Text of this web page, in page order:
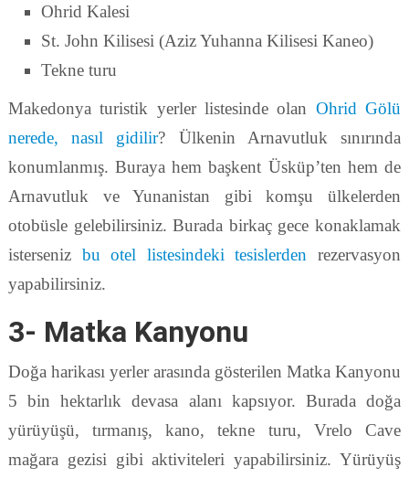
Ohrid Kalesi
St. John Kilisesi (Aziz Yuhanna Kilisesi Kaneo)
Tekne turu
Makedonya turistik yerler listesinde olan Ohrid Gölü
nerede, nasıl gidilir? Ülkenin Arnavutluk sınırında
konumlanmış. Buraya hem başkent Üsküp’ten hem de
Arnavutluk ve Yunanistan gibi komşu ülkelerden
otobüsle gelebilirsiniz. Burada birkaç gece konaklamak
isterseniz bu otel listesindeki tesislerden rezervasyon
yapabilirsiniz.
3- Matka Kanyonu
Doğa harikası yerler arasında gösterilen Matka Kanyonu
5 bin hektarlık devasa alanı kapsıyor. Burada doğa
yürüyüşü, tırmanış, kano, tekne turu, Vrelo Cave
mağara gezisi gibi aktiviteleri yapabilirsiniz. Yürüyüş